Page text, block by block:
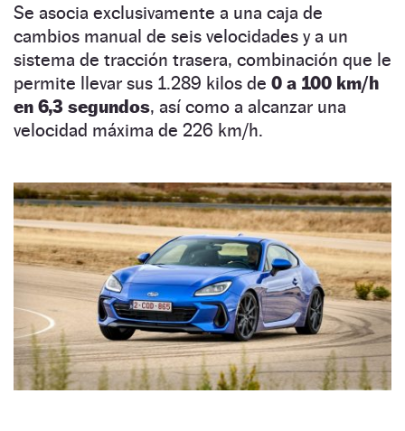
Se asocia exclusivamente a una caja de
cambios manual de seis velocidades y a un
sistema de tracción trasera, combinación que le
permite llevar sus 1.289 kilos de 0 a 100 km/h
en 6,3 segundos, así como a alcanzar una
velocidad máxima de 226 km/h.